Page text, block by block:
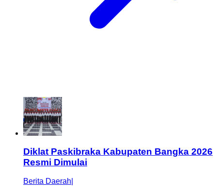
Diklat Paskibraka Kabupaten Bangka 2026
Resmi Dimulai
Berita Daerah